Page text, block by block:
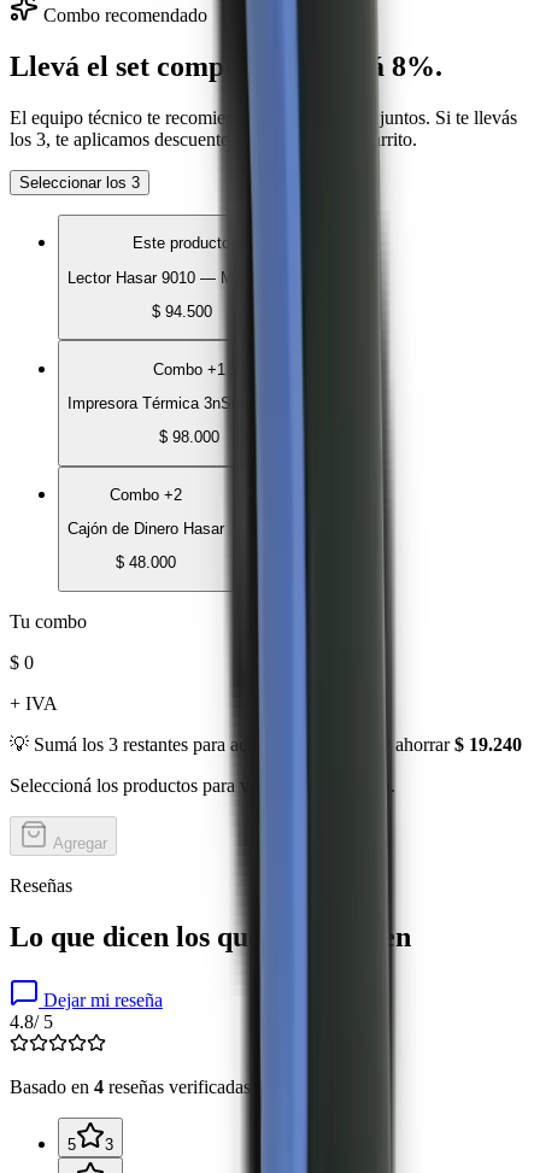
Combo recomendado
Llevá el set completo y ahorrá 8%.
El equipo técnico te recomienda estos productos juntos. Si te llevás
los 3, te aplicamos descuento automático en el carrito.
Seleccionar los 3
Este producto
Lector Hasar 9010 — Manual 1D
$ 94.500
Combo +1
Impresora Térmica 3nStar RPT001
$ 98.000
Combo +2
Cajón de Dinero Hasar
$ 48.000
Tu combo
$ 0
+ IVA
💡 Sumá los 3 restantes para activar el y ahorrar $ 19.240
Seleccioná los productos para ver el precio combo.
Agregar
Reseñas
Lo que dicen los que ya lo tienen
Dejar mi reseña
4.8/ 5
Basado en 4 reseñas verificadas
5 3